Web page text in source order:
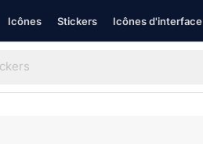
Icônes Stickers Icônes d'interface